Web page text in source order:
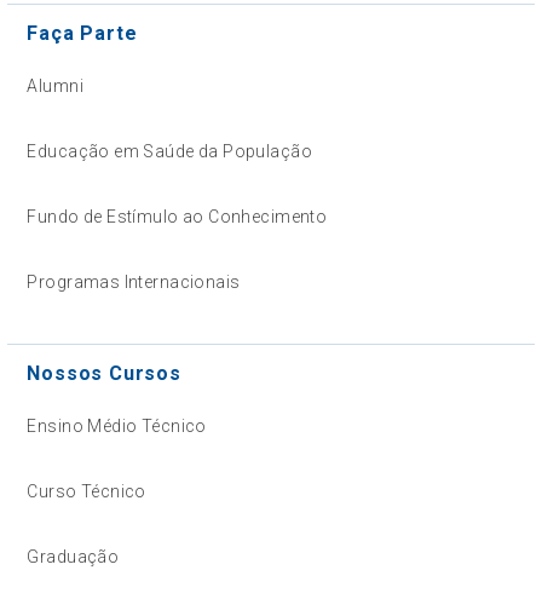
Faça Parte
Alumni
Educação em Saúde da População
Fundo de Estímulo ao Conhecimento
Programas Internacionais
Nossos Cursos
Ensino Médio Técnico
Curso Técnico
Graduação